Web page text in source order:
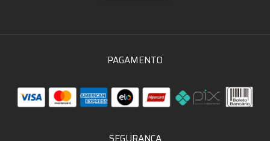
PAGAMENTO